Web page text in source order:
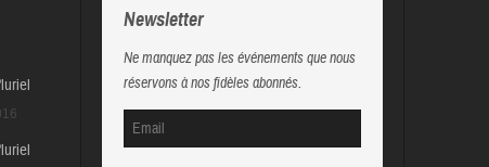
Newsletter
Ne manquez pas les événements que nous
réservons à nos fidèles abonnés.